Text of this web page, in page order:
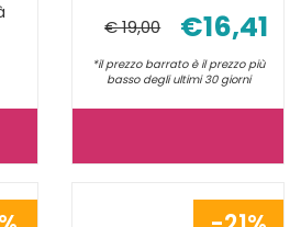
SERENITY
€ 19,00 €16,41
*il prezzo barrato è il prezzo più
basso degli ultimi 30 giorni
CLAS